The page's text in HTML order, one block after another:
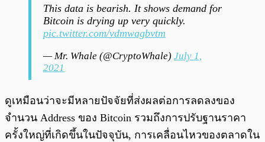
This data is bearish. It shows demand for
Bitcoin is drying up very quickly.
pic.twitter.com/vdmwagbvtm
— Mr. Whale (@CryptoWhale) July 1,
2021
ดูเหมือนว่าจะมีหลายปัจจัยที่ส่งผลต่อการลดลงของ
จำนวน Address ของ Bitcoin รวมถึงการปรับฐานราคา
ครั้งใหญ่ที่เกิดขึ้นในปัจจุบัน, การเคลื่อนไหวของตลาดใน